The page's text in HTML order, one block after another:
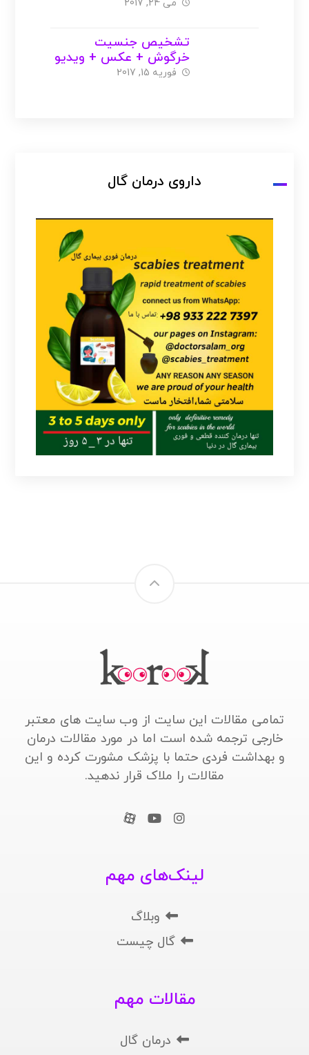
می 24, 2017
تشخیص جنسیت
خرگوش + عکس + ویدیو
فوریه 15, 2017
داروی درمان گال
تمامی مقالات این سایت از وب سایت های معتبر
خارجی ترجمه شده است اما در مورد مقالات درمان
و بهداشت فردی حتما با پزشک مشورت کرده و این
مقالات را ملاک قرار ندهید.
لینک‌های مهم
وبلاگ
گال چیست
مقالات مهم
درمان گال